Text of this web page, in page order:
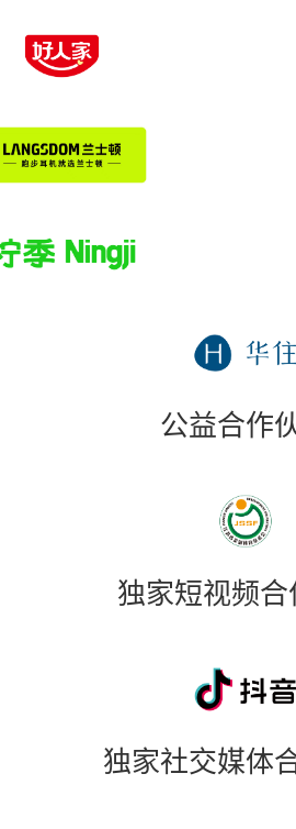
公益合作
独家短视频合
独家社交媒体